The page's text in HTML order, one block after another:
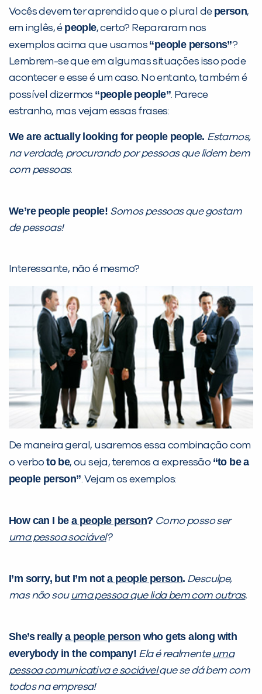
Vocês devem ter aprendido que o plural de person,
em inglês, é people, certo? Repararam nos
exemplos acima que usamos “people persons”?
Lembrem-se que em algumas situações isso pode
acontecer e esse é um caso. No entanto, também é
possível dizermos “people people”. Parece
estranho, mas vejam essas frases:
We are actually looking for people people. Estamos,
na verdade, procurando por pessoas que lidem bem
com pessoas.
We’re people people! Somos pessoas que gostam
de pessoas!
Interessante, não é mesmo?
De maneira geral, usaremos essa combinação com
o verboto be, ou seja, teremos a expressão “to be a
people person”. Vejam os exemplos:
How can I bea people person? Como posso ser
uma pessoa sociável?
I’m sorry, but I’m nota people person. Desculpe,
mas não sou uma pessoa que lida bem com outras.
She’s reallya people person who gets along with
everybody in the company! Ela é realmente uma
pessoa comunicativa e sociávelque se dá bem com
todos na empresa!
Você é aluno inFlux?
Sim Não
VOLTAR